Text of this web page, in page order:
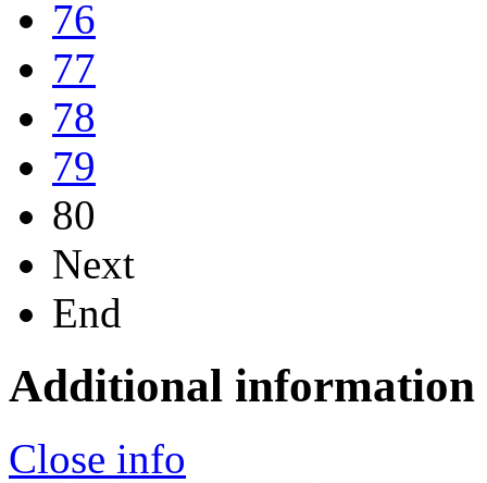
76
77
78
79
80
Next
End
Additional information
Close info